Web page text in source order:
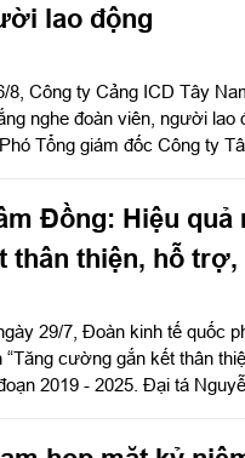
lao động
8, Công ty Cảng ICD Tây
nghe đoàn viên, người lao
Tổng giám đốc Công ty
Đại tá Phạm Thị Thu Hương,
khu 7; Đại tá Trần Thị Mỹ
đông đảo cán bộ, đoàn viên,
Đồng: Hiệu quả
thân thiện, hỗ
29/7, Đoàn kinh tế quốc
cường gắn kết thân
2019 - 2025. Đại tá